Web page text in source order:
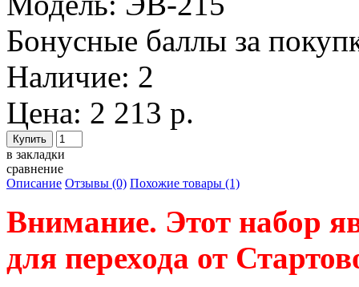
Бонусные баллы за
Наличие: 2
Цена: 2 213 р.
в закладки
сравнение
Описание Отзывы (0) Похожие товары (1)
Внимание. Этот набор
для перехода от